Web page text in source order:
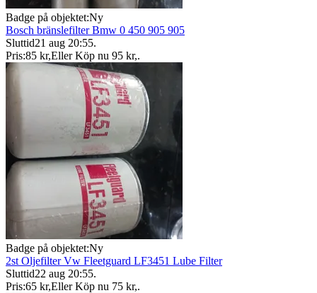
Badge på objektet:Ny
Bosch bränslefilter Bmw 0 450 905 905
Sluttid21 aug 20:55.
Pris:85 kr,Eller Köp nu 95 kr,.
Badge på objektet:Ny
2st Oljefilter Vw Fleetguard LF3451 Lube Filter
Sluttid22 aug 20:55.
Pris:65 kr,Eller Köp nu 75 kr,.